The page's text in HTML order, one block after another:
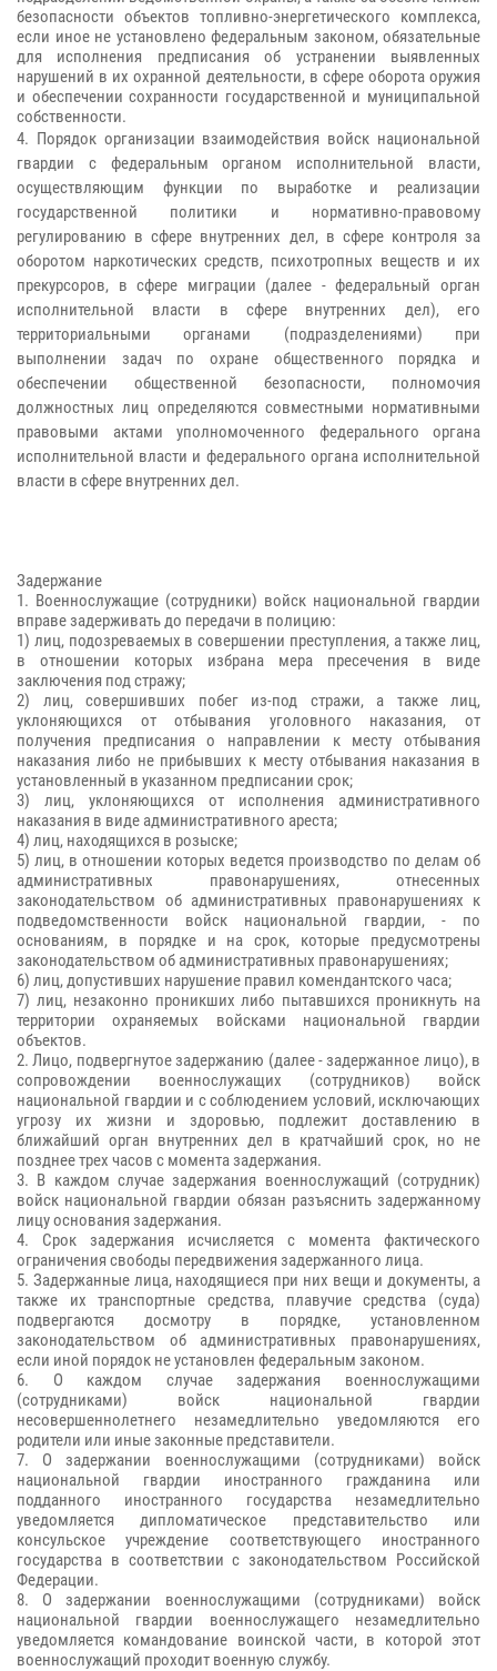
безопасности объектов топливно-энергетического комплекса,
если иное не установлено федеральным законом, обязательные
для исполнения предписания об устранении выявленных
нарушений в их охранной деятельности, в сфере оборота оружия
и обеспечении сохранности государственной и муниципальной
собственности.
4. Порядок организации взаимодействия войск национальной
гвардии с федеральным органом исполнительной власти,
осуществляющим функции по выработке и реализации
государственной политики и нормативно-правовому
регулированию в сфере внутренних дел, в сфере контроля за
оборотом наркотических средств, психотропных веществ и их
прекурсоров, в сфере миграции (далее - федеральный орган
исполнительной власти в сфере внутренних дел), его
территориальными органами (подразделениями) при
выполнении задач по охране общественного порядка и
обеспечении общественной безопасности, полномочия
должностных лиц определяются совместными нормативными
правовыми актами уполномоченного федерального органа
исполнительной власти и федерального органа исполнительной
власти в сфере внутренних дел.
Задержание
1. Военнослужащие (сотрудники) войск национальной гвардии
вправе задерживать до передачи в полицию:
1) лиц, подозреваемых в совершении преступления, а также лиц,
в отношении которых избрана мера пресечения в виде
заключения под стражу;
2) лиц, совершивших побег из-под стражи, а также лиц,
уклоняющихся от отбывания уголовного наказания, от
получения предписания о направлении к месту отбывания
наказания либо не прибывших к месту отбывания наказания в
установленный в указанном предписании срок;
3) лиц, уклоняющихся от исполнения административного
наказания в виде административного ареста;
4) лиц, находящихся в розыске;
5) лиц, в отношении которых ведется производство по делам об
административных правонарушениях, отнесенных
законодательством об административных правонарушениях к
подведомственности войск национальной гвардии, - по
основаниям, в порядке и на срок, которые предусмотрены
законодательством об административных правонарушениях;
6) лиц, допустивших нарушение правил комендантского часа;
7) лиц, незаконно проникших либо пытавшихся проникнуть на
территории охраняемых войсками национальной гвардии
объектов.
2. Лицо, подвергнутое задержанию (далее - задержанное лицо), в
сопровождении военнослужащих (сотрудников) войск
национальной гвардии и с соблюдением условий, исключающих
угрозу их жизни и здоровью, подлежит доставлению в
ближайший орган внутренних дел в кратчайший срок, но не
позднее трех часов с момента задержания.
3. В каждом случае задержания военнослужащий (сотрудник)
войск национальной гвардии обязан разъяснить задержанному
лицу основания задержания.
4. Срок задержания исчисляется с момента фактического
ограничения свободы передвижения задержанного лица.
5. Задержанные лица, находящиеся при них вещи и документы, а
также их транспортные средства, плавучие средства (суда)
подвергаются досмотру в порядке, установленном
законодательством об административных правонарушениях,
если иной порядок не установлен федеральным законом.
6. О каждом случае задержания военнослужащими
(сотрудниками) войск национальной гвардии
несовершеннолетнего незамедлительно уведомляются его
родители или иные законные представители.
7. О задержании военнослужащими (сотрудниками) войск
национальной гвардии иностранного гражданина или
подданного иностранного государства незамедлительно
уведомляется дипломатическое представительство или
консульское учреждение соответствующего иностранного
государства в соответствии с законодательством Российской
Федерации.
8. О задержании военнослужащими (сотрудниками) войск
национальной гвардии военнослужащего незамедлительно
уведомляется командование воинской части, в которой этот
военнослужащий проходит военную службу.